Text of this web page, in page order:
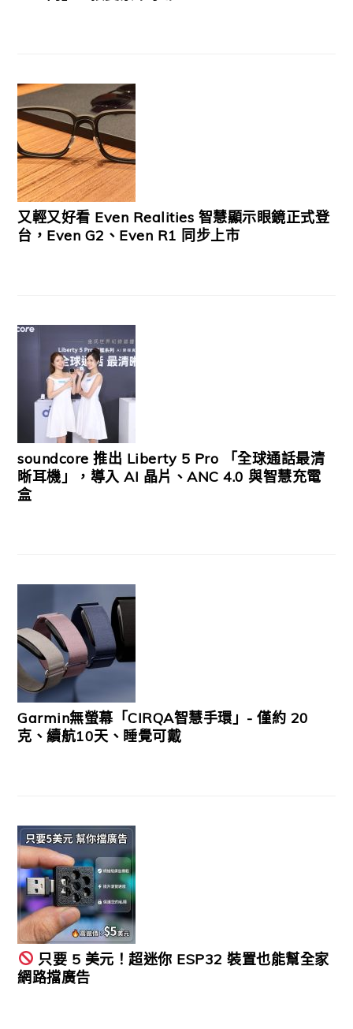
又輕又好看 Even Realities 智慧顯示眼鏡正式登
台，Even G2、Even R1 同步上市
soundcore 推出 Liberty 5 Pro 「全球通話最清
晰耳機」，導入 AI 晶片、ANC 4.0 與智慧充電
盒
Garmin無螢幕「CIRQA智慧手環」- 僅約 20
克、續航10天、睡覺可戴
只要 5 美元！超迷你 ESP32 裝置也能幫全家
網路擋廣告